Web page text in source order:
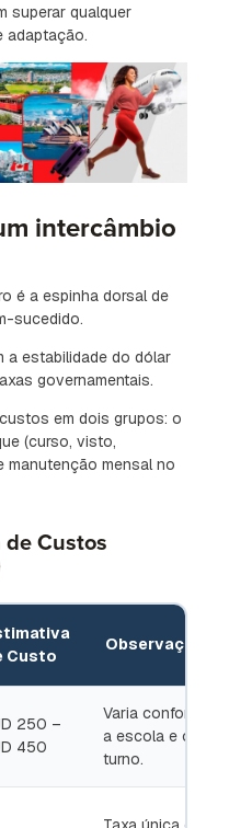
superar qualquer
adaptação.
intercâmbio
é a espinha dorsal de
sucedido.
a estabilidade do dólar
governamentais.
em dois grupos: o
(curso, visto,
mensal no
de Custos
Custo
Observações
250 –
450
Varia conforme
a escola e o
turno.